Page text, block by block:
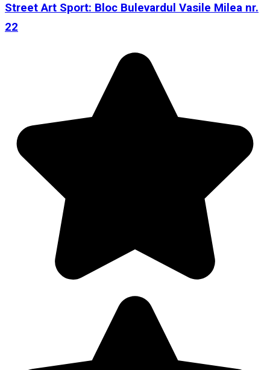
Street Art Sport: Bloc Bulevardul Vasile Milea nr.
22